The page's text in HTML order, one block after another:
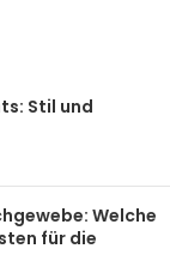
Stil und
Welche
für die